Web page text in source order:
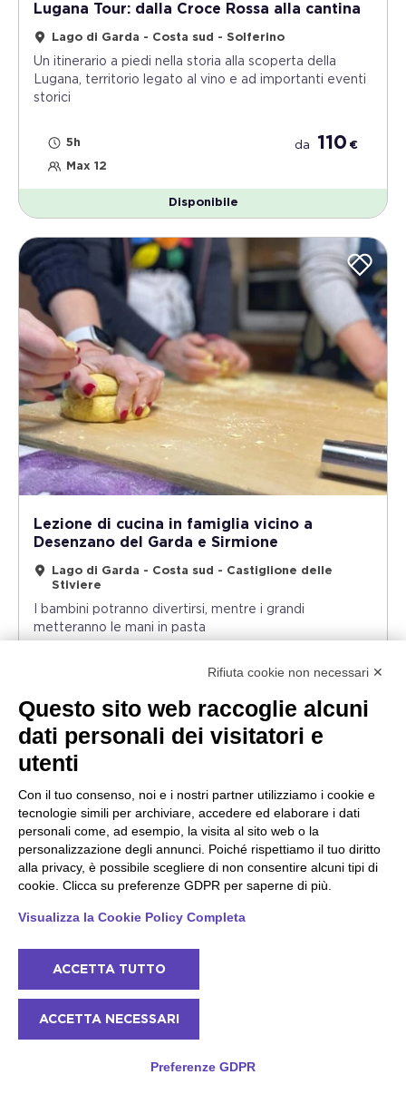
Lugana Tour: dalla Croce Rossa alla cantina
Lago di Garda - Costa sud - Solferino
Un itinerario a piedi nella storia alla scoperta della
Lugana, territorio legato al vino e ad importanti eventi
storici
5h
Max 12
da 110 €
Disponibile
Lezione di cucina in famiglia vicino a
Desenzano del Garda e Sirmione
Lago di Garda - Costa sud - Castiglione delle
Stiviere
I bambini potranno divertirsi, mentre i grandi
metteranno le mani in pasta
da 129€ per Adulto
Disponibile
Come preparare un'ottima pizza
Rifiuta cookie non necessari ✕
Questo sito web raccoglie alcuni
dati personali dei visitatori e
utenti
Con il tuo consenso, noi e i nostri partner utilizziamo i cookie e
tecnologie simili per archiviare, accedere ed elaborare i dati
personali come, ad esempio, la visita al sito web o la
personalizzazione degli annunci. Poiché rispettiamo il tuo diritto
alla privacy, è possibile scegliere di non consentire alcuni tipi di
cookie. Clicca su preferenze GDPR per saperne di più.
Visualizza la Cookie Policy Completa
ACCETTA TUTTO
ACCETTA NECESSARI
Preferenze GDPR